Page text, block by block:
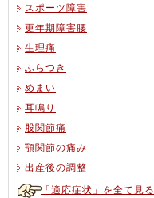
スポーツ障害
更年期障害腰
生理痛
ふらつき
めまい
耳鳴り
股関節痛
顎関節の痛み
出産後の調整
「適応症状」を全て見る